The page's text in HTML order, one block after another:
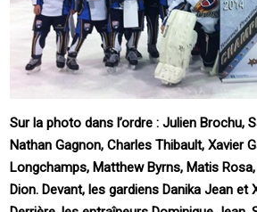
Sur la photo dans l’ordre : Julien Brochu,
Nathan Gagnon, Charles Thibault, Xavier
Longchamps, Matthew Byrns, Matis
Dion. Devant, les gardiens Danika Jean et